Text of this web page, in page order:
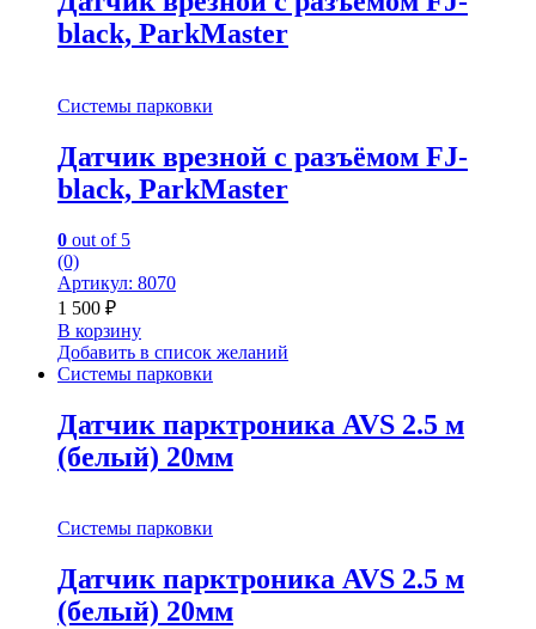
black, ParkMaster
Системы парковки
Датчик врезной с разъёмом FJ-
black, ParkMaster
0 out of 5
(0)
Артикул: 8070
1 500 ₽
В корзину
Добавить в список желаний
Системы парковки
Датчик парктроника AVS 2.5 м
(белый) 20мм
Системы парковки
Датчик парктроника AVS 2.5 м
(белый) 20мм